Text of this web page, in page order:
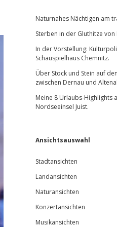
Naturnahes Nächtigen am
Sterben in der Gluthitze
In der Vorstellung:
Schauspielhaus Chemnitz.
Über Stock und Stein auf
zwischen Dernau und
Meine 8 Urlaubs-Highlights
Nordseeinsel Juist.
Ansichtsauswahl
Stadtansichten
Landansichten
Naturansichten
Konzertansichten
Musikansichten